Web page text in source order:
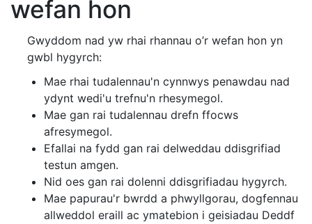
wefan hon
Gwyddom nad yw rhai rhannau o’r wefan hon yn
gwbl hygyrch:
Mae rhai tudalennau'n cynnwys penawdau nad
ydynt wedi'u trefnu'n rhesymegol.
Mae gan rai tudalennau drefn ffocws
afresymegol.
Efallai na fydd gan rai delweddau ddisgrifiad
testun amgen.
Nid oes gan rai dolenni ddisgrifiadau hygyrch.
Mae papurau'r bwrdd a phwyllgorau, dogfennau
allweddol eraill ac ymatebion i geisiadau Deddf